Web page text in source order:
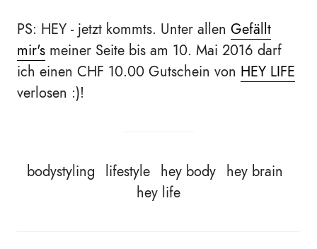
PS: HEY - jetzt kommts. Unter allen Gefällt
mir's meiner Seite bis am 10. Mai 2016 darf
ich einen CHF 10.00 Gutschein von HEY LIFE
verlosen :)!
bodystyling lifestyle hey body hey brain
hey life